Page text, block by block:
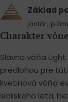
Základ
jantár,
Charakter vône
Slávna vôňa
predlohou pre
kvetinová vôňa
sicílskeho leta,